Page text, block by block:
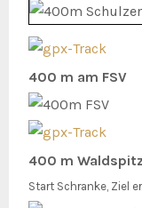
400 m am FSV
400 m
Start Schranke, Ziel